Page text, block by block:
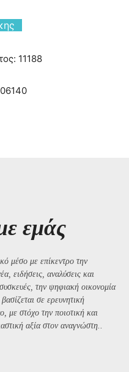
11188
εμάς
μέσο με επίκεντρο την
ειδήσεις, αναλύσεις και
την ψηφιακή οικονομία
σε ερευνητική
με στόχο την ποιοτική και
αξία στον αναγνώστη..